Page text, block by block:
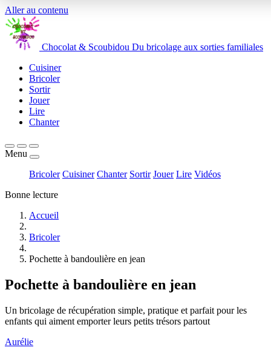
Aller au contenu
Chocolat & Scoubidou Du bricolage aux sorties familiales
Cuisiner
Bricoler
Sortir
Jouer
Lire
Chanter
Menu
Bricoler Cuisiner Chanter Sortir Jouer Lire Vidéos
Bonne lecture
Accueil
Bricoler
Pochette à bandoulière en jean
Pochette à bandoulière en jean
Un bricolage de récupération simple, pratique et parfait pour les
enfants qui aiment emporter leurs petits trésors partout
Aurélie